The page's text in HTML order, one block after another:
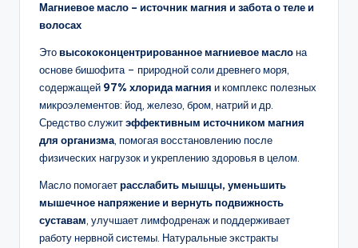
Магниевое масло – источник магния и забота о теле и
волосах
Этовысококонцентрированное магниевое маслона
основе бишофита – природной соли древнего моря,
содержащей 97% хлорида магния и комплекс полезных
микроэлементов: йод, железо, бром, натрий и др.
Средство служитэффективным источником магния
для организма , помогая восстановлению после
физических нагрузок и укреплению здоровья в целом.
Масло помогаетрасслабить мышцы, уменьшить
мышечное напряжение и вернуть подвижность
суставам , улучшает лимфодренаж и поддерживает
работу нервной системы. Натуральные экстракты